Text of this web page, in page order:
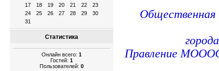
17
18 19 20 21 22
23
24
25 26 27 28 29
30
31
Статистика
Онлайн всего: 1
Гостей: 1
Пользователей: 0
Общественная
Правление